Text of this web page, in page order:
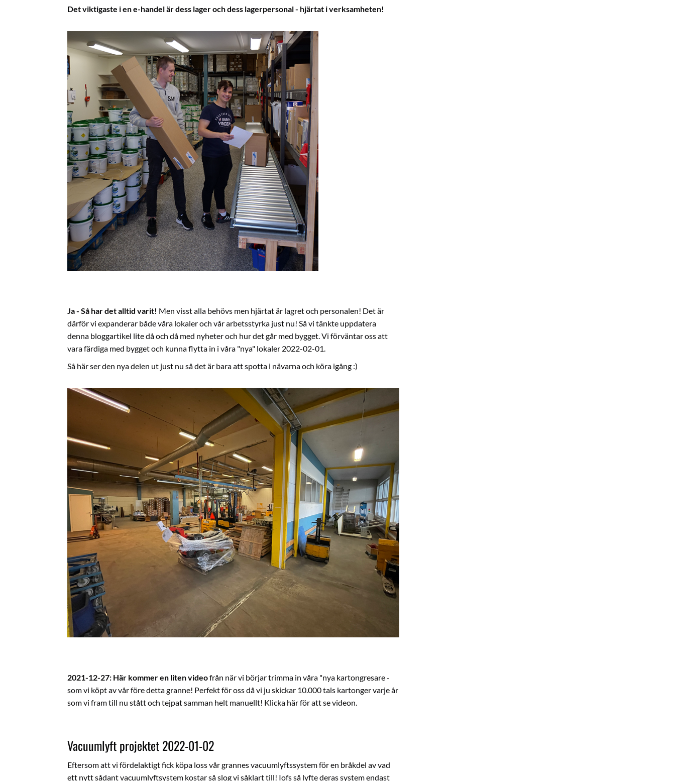
Det viktigaste i en e-handel är dess lager och dess lagerpersonal - hjärtat i verksamheten!
Ja - Så har det alltid varit! Men visst alla behövs men hjärtat är lagret och personalen! Det är
därför vi expanderar både våra lokaler och vår arbetsstyrka just nu! Så vi tänkte uppdatera
denna bloggartikel lite då och då med nyheter och hur det går med bygget. Vi förväntar oss att
vara färdiga med bygget och kunna flytta in i våra "nya" lokaler 2022-02-01.
Så här ser den nya delen ut just nu så det är bara att spotta i nävarna och köra igång :)
2021-12-27: Här kommer en liten videofrån när vi börjar trimma in våra "nya kartongresare -
som vi köpt av vår före detta granne! Perfekt för oss då vi ju skickar 10.000 tals kartonger varje år
som vi fram till nu stått och tejpat samman helt manuellt! Klicka här för att se videon.
Vacuumlyft projektet 2022-01-02
Eftersom att vi fördelaktigt fick köpa loss vår grannes vacuumlyftssystem för en bråkdel av vad
ett nytt sådant vacuumlyftsystem kostar så slog vi såklart till! Iofs så lyfte deras system endast